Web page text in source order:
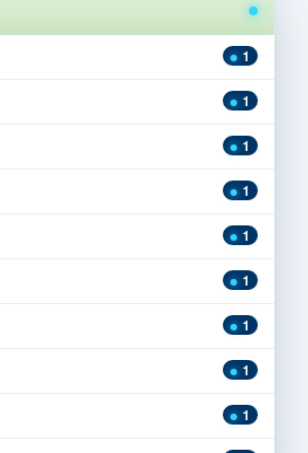
1
1
1
1
1
1
1
1
1